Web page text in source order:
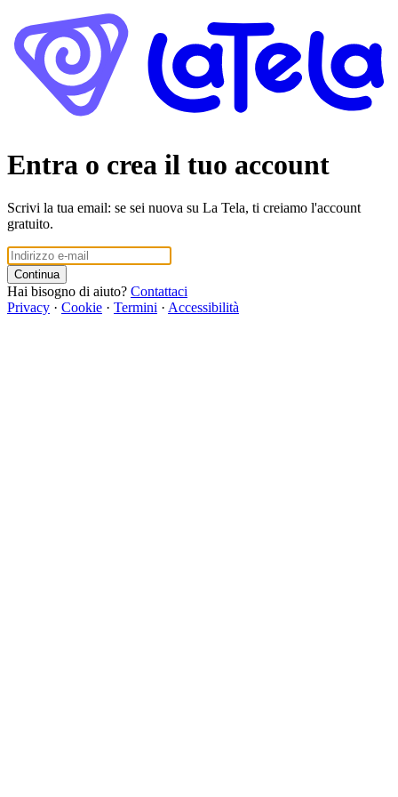
Entra o crea il tuo account
Scrivi la tua email: se sei nuova su La Tela, ti creiamo l'account
gratuito.
Continua
Hai bisogno di aiuto? Contattaci
Privacy · Cookie · Termini · Accessibilità